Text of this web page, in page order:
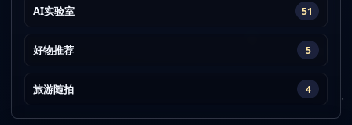
AI实验室 51
好物推荐 5
旅游随拍 4